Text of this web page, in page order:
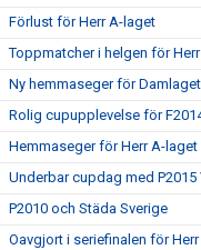
Förlust för Herr A-laget
Toppmatcher i helgen för
Ny hemmaseger för Damlaget
Rolig cupupplevelse för
Hemmaseger för Herr A-laget
Underbar cupdag med P2015
P2010 och Städa Sverige
Oavgjort i seriefinalen för